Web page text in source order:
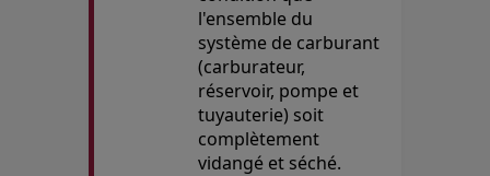
l'ensemble du
système de carburant
(carburateur,
réservoir, pompe et
tuyauterie) soit
complètement
vidangé et séché.